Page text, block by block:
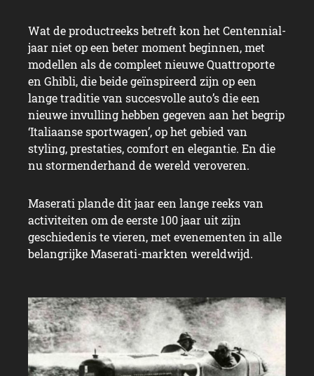
Wat de productreeks betreft kon het Centennial-
jaar niet op een beter moment beginnen, met
modellen als de compleet nieuwe Quattroporte
en Ghibli, die beide geïnspireerd zijn op een
lange traditie van succesvolle auto’s die een
nieuwe invulling hebben gegeven aan het begrip
‘Italiaanse sportwagen’, op het gebied van
styling, prestaties, comfort en elegantie. En die
nu stormenderhand de wereld veroveren.
Maserati plande dit jaar een lange reeks van
activiteiten om de eerste 100 jaar uit zijn
geschiedenis te vieren, met evenementen in alle
belangrijke Maserati-markten wereldwijd.